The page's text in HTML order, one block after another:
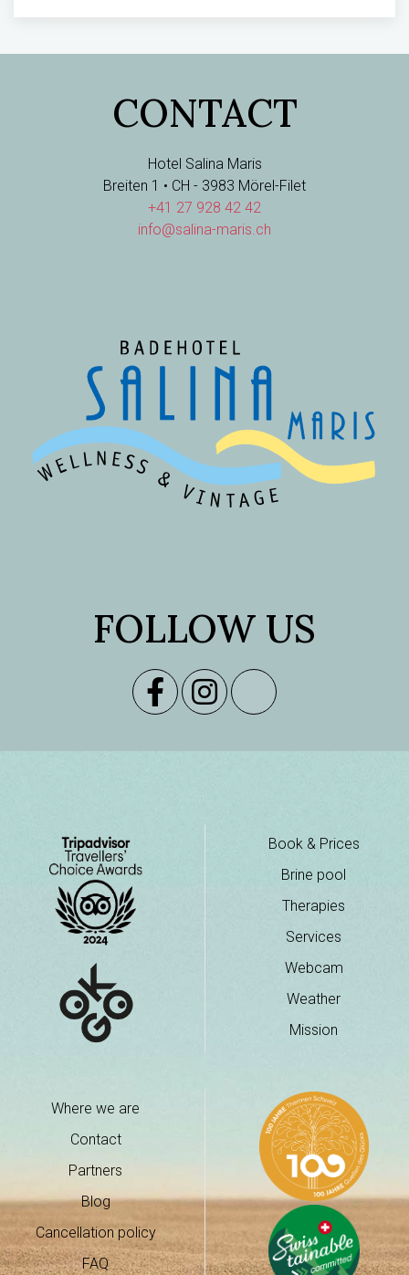
CONTACT
Hotel Salina Maris
Breiten 1 • CH - 3983 Mörel-Filet
+41 27 928 42 42
info@salina-maris.ch
FOLLOW US
Book & Prices
Brine pool
Therapies
Services
Webcam
Weather
Mission
Where we are
Contact
Partners
Blog
Cancellation policy
FAQ